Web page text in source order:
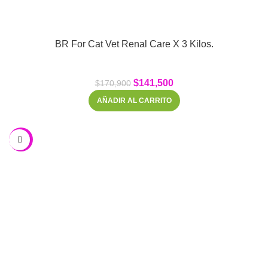
BR For Cat Vet Renal Care X 3 Kilos.
$170,900 $141,500
AÑADIR AL CARRITO
-17%